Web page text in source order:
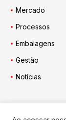
Mercado
Processos
Embalagens
Gestão
Notícias